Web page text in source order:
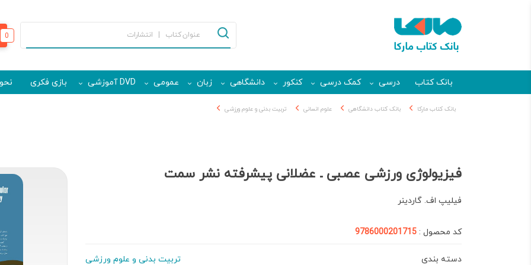
0
بانک کتاب درسی کمک درسی کنکور دانشگاهی زبان عمومی DVD آموزشی بازی فکری
بانک کتاب مارکا بانک کتاب دانشگاهی علوم انسانی تربیت بدنی و علوم ورزشی
فیزیولوژی ورزشی عصبی ـ عضلانی پیشرفته نشر سمت
فیلیپ اف. گاردینر
کد محصول : 9786000201715
دسته بندی تربیت بدنی و علوم ورزشی